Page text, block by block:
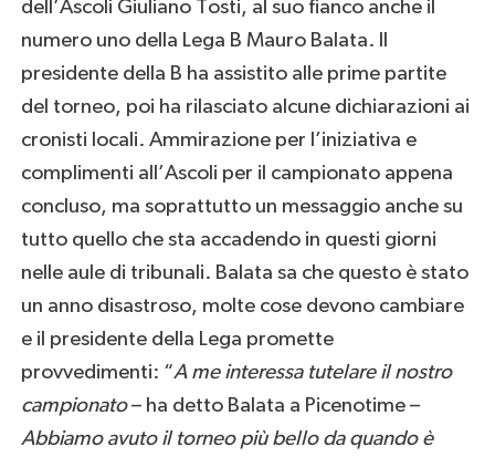
dell’Ascoli Giuliano Tosti, al suo fianco anche il
numero uno della Lega B Mauro Balata. Il
presidente della B ha assistito alle prime partite
del torneo, poi ha rilasciato alcune dichiarazioni ai
cronisti locali. Ammirazione per l’iniziativa e
complimenti all’Ascoli per il campionato appena
concluso, ma soprattutto un messaggio anche su
tutto quello che sta accadendo in questi giorni
nelle aule di tribunali. Balata sa che questo è stato
un anno disastroso, molte cose devono cambiare
e il presidente della Lega promette
provvedimenti: “A me interessa tutelare il nostro
campionato– ha detto Balata a Picenotime –
Abbiamo avuto il torneo più bello da quando è